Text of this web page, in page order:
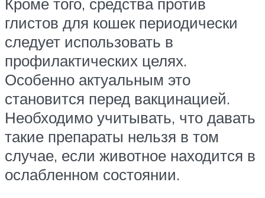
глистов для кошек периодически
следует использовать в
профилактических целях.
Особенно актуальным это
становится перед вакцинацией.
Необходимо учитывать, что давать
такие препараты нельзя в том
случае, если животное находится в
ослабленном состоянии.